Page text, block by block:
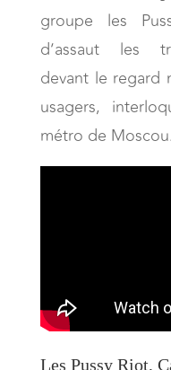
groupe les
d’assaut les
devant le regard
usagers,
métro de Moscou.
Les Pussy Riot,